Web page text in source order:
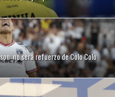
no será refuerzo de Colo Colo